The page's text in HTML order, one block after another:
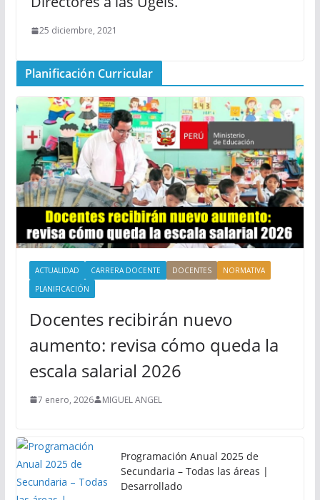
25 diciembre, 2021
Planificación Curricular
ACTUALIDAD CARRERA DOCENTE DOCENTES
NORMATIVA
PLANIFICACIÓN
Docentes recibirán nuevo
aumento: revisa cómo queda la
escala salarial 2026
7 enero, 2026 MIGUEL ANGEL
Programación Anual 2025 de
Secundaria – Todas las áreas |
Desarrollado